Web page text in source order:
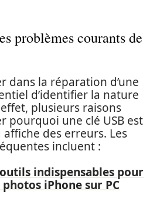
problèmes courants de
dans la réparation d’une
d’identifier la nature
plusieurs raisons
pourquoi une clé USB est
des erreurs. Les
incluent :
indispensables pour
iPhone sur PC